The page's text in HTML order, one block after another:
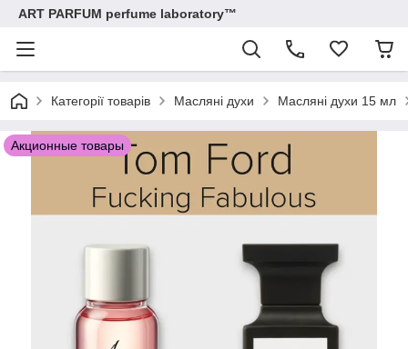
ART PARFUM perfume laboratory™
Категорії товарів Масляні духи Масляні духи 15 мл
Акционные товары